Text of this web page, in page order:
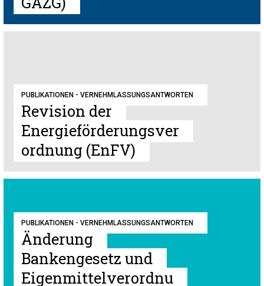
PUBLIKATIONEN - VERNEHMLASSUNGSANTWORTEN
Revision der
Energieförderungsver
ordnung (EnFV)
PUBLIKATIONEN - VERNEHMLASSUNGSANTWORTEN
Änderung
Bankengesetz und
Eigenmittelverordnu